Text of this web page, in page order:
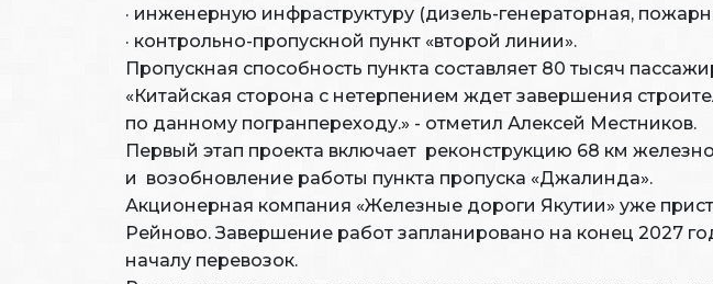
· инженерную инфраструктуру (дизель-генераторная,
· контрольно-пропускной пункт «второй линии».
Пропускная способность пункта составляет 80 тысяч
«Китайская сторона с нетерпением ждет завершения
по данному погранпереходу.» - отметил Алексей Местников.
Первый этап проекта включает реконструкцию 68 км
и возобновление работы пункта пропуска «Джалинда».
Акционерная компания «Железные дороги Якутии» уже
Рейново. Завершение работ запланировано на конец 2027
началу перевозок.